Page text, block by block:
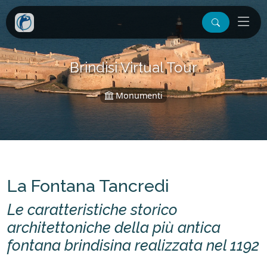
Brindisi Virtual Tour
Monumenti
La Fontana Tancredi
Le caratteristiche storico
architettoniche della più antica
fontana brindisina realizzata nel 1192